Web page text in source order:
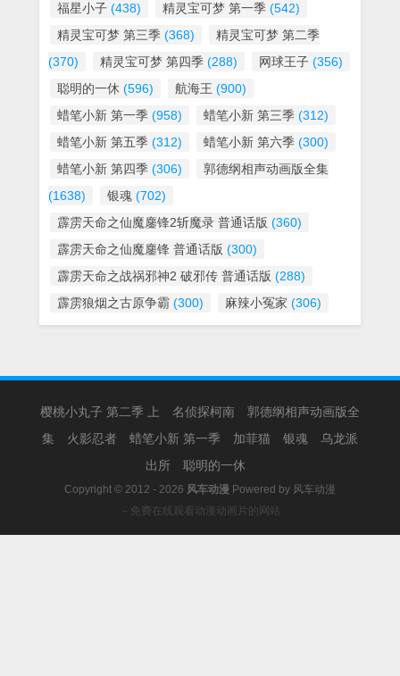
福星小子 (438) 精灵宝可梦 第一季 (542)
精灵宝可梦 第三季 (368)
精灵宝可梦 第二季
(370)
精灵宝可梦 第四季 (288) 网球王子 (356)
聪明的一休 (596) 航海王 (900)
蜡笔小新 第一季 (958) 蜡笔小新 第三季 (312)
蜡笔小新 第五季 (312) 蜡笔小新 第六季 (300)
蜡笔小新 第四季 (306)
郭德纲相声动画版全集
(1638)
银魂 (702)
霹雳天命之仙魔鏖锋2斩魔录 普通话版 (360)
霹雳天命之仙魔鏖锋 普通话版 (300)
霹雳天命之战祸邪神2 破邪传 普通话版 (288)
霹雳狼烟之古原争霸 (300) 麻辣小冤家 (306)
樱桃小丸子 第二季 上 名侦探柯南
郭德纲相声动画版全
集
火影忍者 蜡笔小新 第一季 加菲猫 银魂
乌龙派
出所
聪明的一休
Copyright © 2012 - 2026 风车动漫 Powered by 风车动漫
－免费在线观看动漫动画片的网站